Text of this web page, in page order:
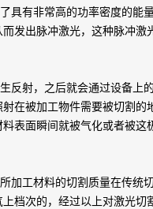
有非常高的功率密度的能量
发出脉冲激光，这种脉冲
射，之后就会通过设备上
在被加工物件需要被切割
表面瞬间就被气化或者被这
工材料的切割质量在传统
档次的，经过以上对激光切